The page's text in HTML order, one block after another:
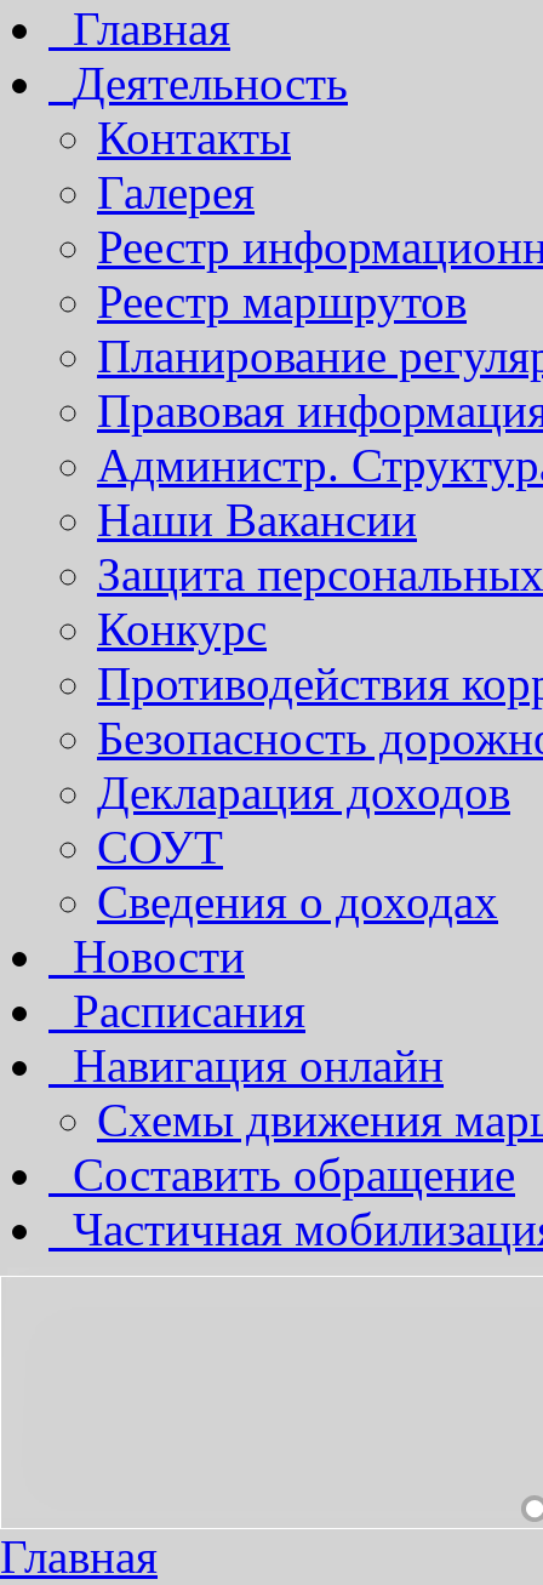
Главная
Деятельность
Контакты
Галерея
Реестр
Реестр маршрутов
Планирование
Правовая
Администр.
Наши Вакансии
Защита
Конкурс
Противодействия
Безопасность
Декларация доходов
СОУТ
Сведения о доходах
Новости
Расписания
Навигация онлайн
Схемы движения
Составить обращение
Частичная
Главная